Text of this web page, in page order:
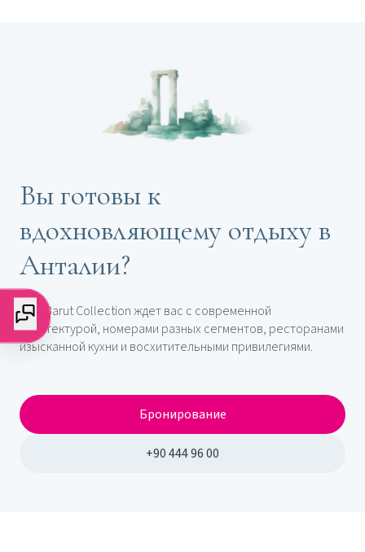
Вы готовы к
вдохновляющему отдыху в
Анталии?
Lara Barut Collection ждет вас с современной
архитектурой, номерами разных сегментов, ресторанами
изысканной кухни и восхитительными привилегиями.
Бронирование
+90 444 96 00